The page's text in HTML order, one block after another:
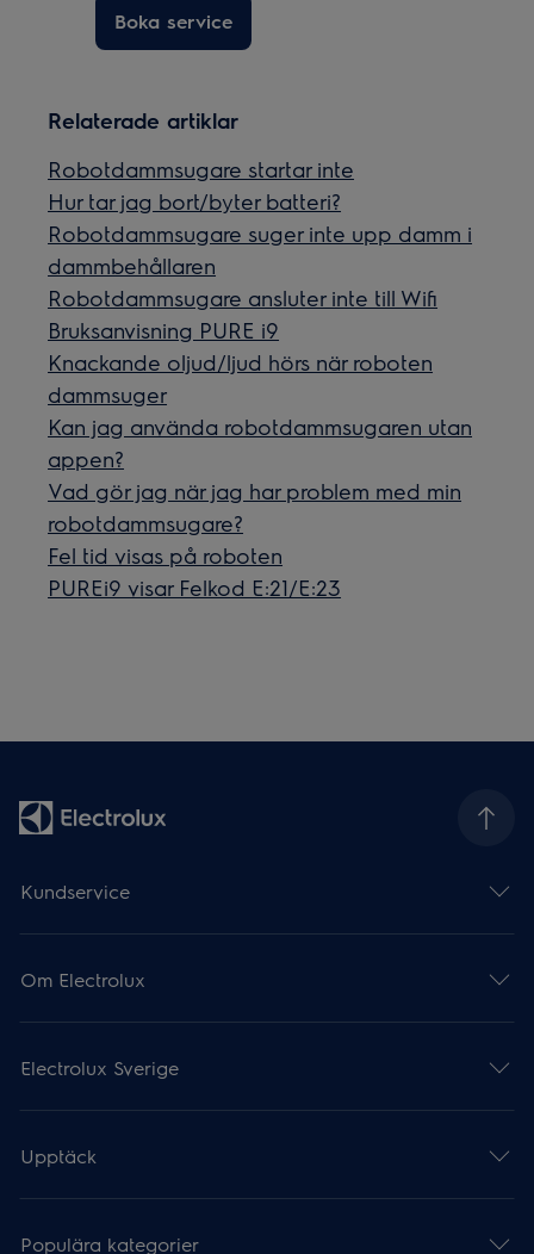
Boka service
Relaterade artiklar
Robotdammsugare startar inte
Hur tar jag bort/byter batteri?
Robotdammsugare suger inte upp damm i
dammbehållaren
Robotdammsugare ansluter inte till Wifi
Bruksanvisning PURE i9
Knackande oljud/ljud hörs när roboten
dammsuger
Kan jag använda robotdammsugaren utan
appen?
Vad gör jag när jag har problem med min
robotdammsugare?
Fel tid visas på roboten
PUREi9 visar Felkod E:21/E:23
Kundservice
Om Electrolux
Electrolux Sverige
Upptäck
Populära kategorier